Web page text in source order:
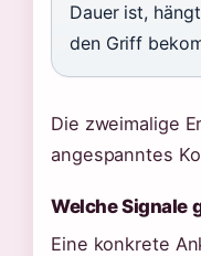
Dauer ist,
den Griff
Die zweimalige
angespanntes
Welche Signale
Eine konkrete